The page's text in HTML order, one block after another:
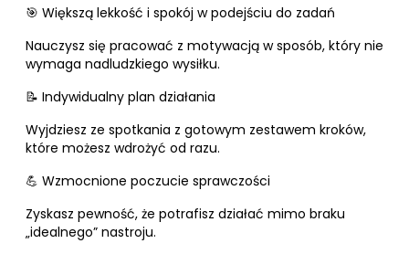
🎯 Większą lekkość i spokój w podejściu do zadań
Nauczysz się pracować z motywacją w sposób, który nie
wymaga nadludzkiego wysiłku.
📝 Indywidualny plan działania
Wyjdziesz ze spotkania z gotowym zestawem kroków,
które możesz wdrożyć od razu.
💪 Wzmocnione poczucie sprawczości
Zyskasz pewność, że potrafisz działać mimo braku
„idealnego” nastroju.